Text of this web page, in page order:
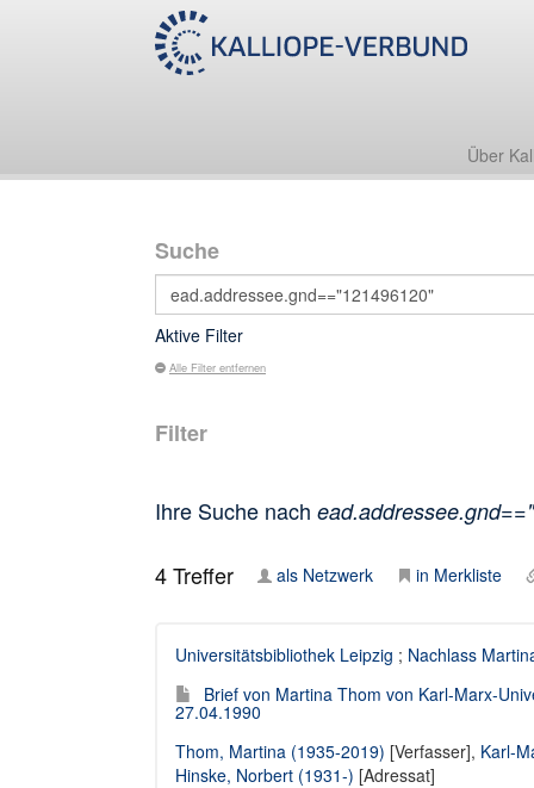
Über
Suche
Aktive Filter
Alle Filter entfernen
Filter
Ihre Suche nach
4Treffer als Netzwerk in Merkliste
Universitätsbibliothek Leipzig ; Nachlass
Brief von Martina Thom von Karl-Marx-
27.04.1990
Thom, Martina (1935-2019) [Verfasser], Karl-
Hinske, Norbert (1931-) [Adressat]